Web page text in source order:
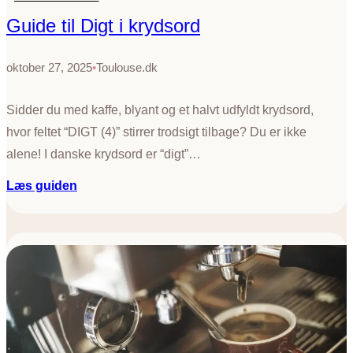
a
n
r
d
Guide til Digt i krydsord
oktober 27, 2025•Toulouse.dk
Sidder du med kaffe, blyant og et halvt udfyldt krydsord,
hvor feltet “DIGT (4)” stirrer trodsigt tilbage? Du er ikke
alene! I danske krydsord er “digt”…
Læs guiden
e
t
D